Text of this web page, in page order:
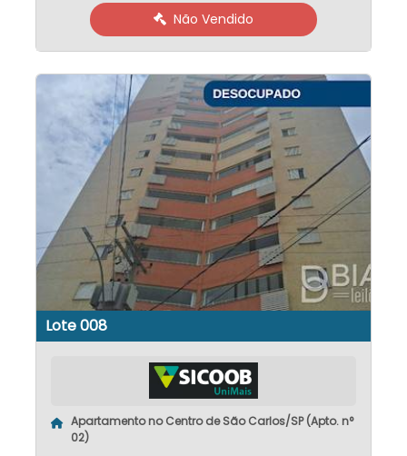
Não Vendido
Lote 008
Apartamento no Centro de São Carlos/SP (Apto. n°
02)